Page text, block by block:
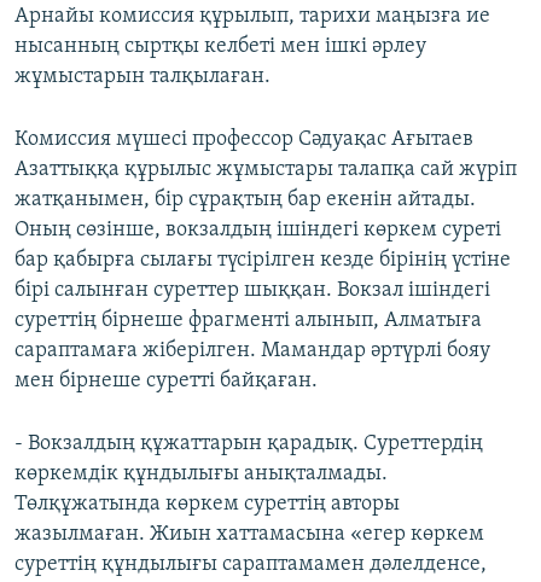
Арнайы комиссия құрылып, тарихи маңызға ие
нысанның сыртқы келбеті мен ішкі әрлеу
жұмыстарын талқылаған.
Комиссия мүшесі профессор Сәдуақас Ағытаев
Азаттыққа құрылыс жұмыстары талапқа сай жүріп
жатқанымен, бір сұрақтың бар екенін айтады.
Оның сөзінше, вокзалдың ішіндегі көркем суреті
бар қабырға сылағы түсірілген кезде бірінің үстіне
бірі салынған суреттер шыққан. Вокзал ішіндегі
суреттің бірнеше фрагменті алынып, Алматыға
сараптамаға жіберілген. Мамандар әртүрлі бояу
мен бірнеше суретті байқаған.
- Вокзалдың құжаттарын қарадық. Суреттердің
көркемдік құндылығы анықталмады.
Төлқұжатында көркем суреттің авторы
жазылмаған. Жиын хаттамасына «егер көркем
суреттің құндылығы сараптамамен дәлелденсе,